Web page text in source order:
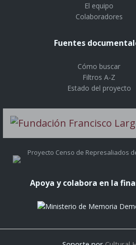
El equipo
Colaboradores
Fuentes
Cómo buscar
Filtros A-Z
Estado del proyecto
Proyecto Censo de Represaliados
Apoya y colabora en la